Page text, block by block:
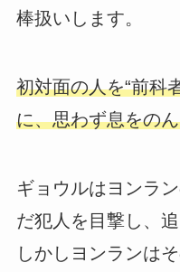
棒扱いします。
初対面の人を“前科
に、思わず息をの
ギョウルはヨンラ
だ犯人を目撃し、追
しかしヨンランは